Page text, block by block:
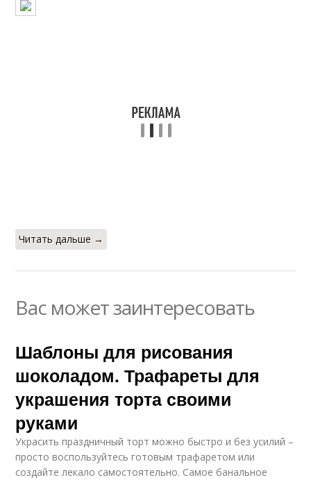
Читать дальше →
Вас может заинтересовать
Шаблоны для рисования
шоколадом. Трафареты для
украшения торта своими
руками
Украсить праздничный торт можно быстро и без усилий –
просто воспользуйтесь готовым трафаретом или
создайте лекало самостоятельно. Самое банальное